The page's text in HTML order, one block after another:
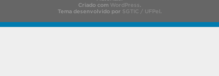
Criado com WordPress.
Tema desenvolvido por SGTIC / UFPel.